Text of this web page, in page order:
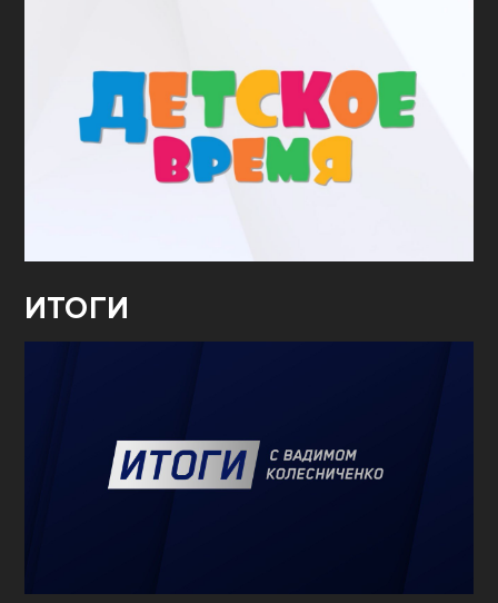
ИТОГИ